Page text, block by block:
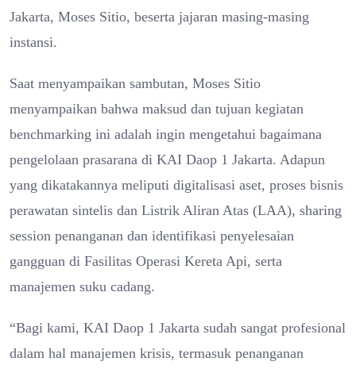
Jakarta, Moses Sitio, beserta jajaran masing-masing
instansi.
Saat menyampaikan sambutan, Moses Sitio
menyampaikan bahwa maksud dan tujuan kegiatan
benchmarking ini adalah ingin mengetahui bagaimana
pengelolaan prasarana di KAI Daop 1 Jakarta. Adapun
yang dikatakannya meliputi digitalisasi aset, proses bisnis
perawatan sintelis dan Listrik Aliran Atas (LAA), sharing
session penanganan dan identifikasi penyelesaian
gangguan di Fasilitas Operasi Kereta Api, serta
manajemen suku cadang.
“Bagi kami, KAI Daop 1 Jakarta sudah sangat profesional
dalam hal manajemen krisis, termasuk penanganan